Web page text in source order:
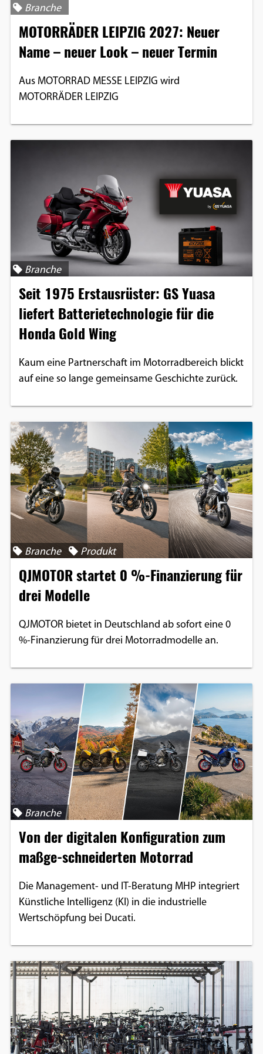
Branche
MOTORRÄDER LEIPZIG 2027: Neuer
Name – neuer Look – neuer Termin
Aus MOTORRAD MESSE LEIPZIG wird
MOTORRÄDER LEIPZIG
Branche
Seit 1975 Erstausrüster: GS Yuasa
liefert Batterietechnologie für die
Honda Gold Wing
Kaum eine Partnerschaft im Motorradbereich blickt
auf eine so lange gemeinsame Geschichte zurück.
Branche Produkt
QJMOTOR startet 0 %-Finanzierung für
drei Modelle
QJMOTOR bietet in Deutschland ab sofort eine 0
%-Finanzierung für drei Motorradmodelle an.
Branche
Von der digitalen Konfiguration zum
maßge-schneiderten Motorrad
Die Management- und IT-Beratung MHP integriert
Künstliche Intelligenz (KI) in die industrielle
Wertschöpfung bei Ducati.
Einverständnis-Optionen des Benutzers
Cookie Laufzeit:
1 Jahr
Um Inhalte von Videoplattformen und
Social Media Plattformen anzeigen zu
YouTube
Vimeo
Anbieter:
Google